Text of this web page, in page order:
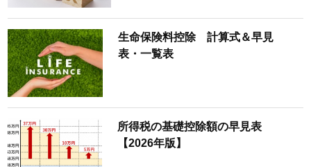
生命保険料控除 計算式＆早見
表・一覧表
所得税の基礎控除額の早見表
【2026年版】